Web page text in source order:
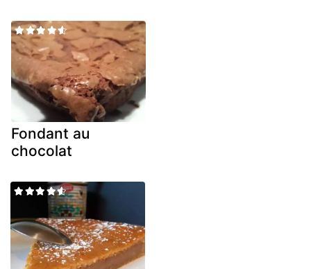
Fondant au
chocolat